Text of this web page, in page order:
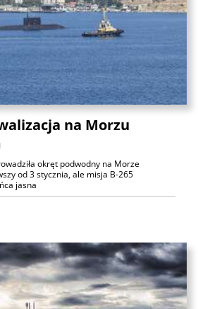
na Morzu
okręt podwodny na Morze
od 3 stycznia, ale misja B-265
jasna